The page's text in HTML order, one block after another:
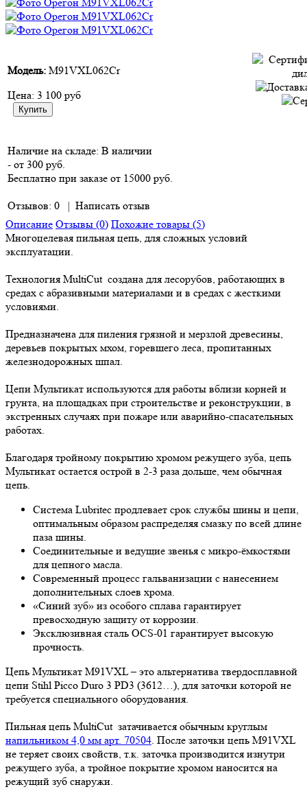
Модель: M91VXL062Cr
Цена: 3 100 руб
Наличие на складе: В наличии
- от 300 руб.
Бесплатно при заказе от 15000 руб.
Отзывов: 0 | Написать отзыв
Описание Отзывы (0) Похожие товары (5)
Многоцелевая пильная цепь, для сложных условий
эксплуатации.
Технология MultiCut создана для лесорубов, работающих в
средах с абразивными материалами и в средах с жесткими
условиями.
Предназначена для пиления грязной и мерзлой древесины,
деревьев покрытых мхом, горевшего леса, пропитанных
железнодорожных шпал.
Цепи Мультикат используются для работы вблизи корней и
грунта, на площадках при строительстве и реконструкции, в
экстренных случаях при пожаре или аварийно-спасательных
работах.
Благодаря тройному покрытию хромом режущего зуба, цепь
Мультикат остается острой в 2-3 раза дольше, чем обычная
цепь.
Система Lubritec продлевает срок службы шины и цепи,
оптимальным образом распределяя смазку по всей длине
паза шины.
Соединительные и ведущие звенья с микро-ёмкостями
для цепного масла.
Современный процесс гальванизации с нанесением
дополнительных слоев хрома.
«Синий зуб» из особого сплава гарантирует
превосходную защиту от коррозии.
Эксклюзивная сталь OCS-01 гарантирует высокую
прочность.
Цепь Мультикат M91VXL – это альтернатива твердосплавной
цепи Stihl Picco Duro 3 PD3 (3612…), для заточки которой не
требуется специального оборудования.
Пильная цепь MultiCut затачивается обычным круглым
напильником 4,0 мм арт. 70504. После заточки цепь M91VXL
не теряет своих свойств, т.к. заточка производится изнутри
режущего зуба, а тройное покрытие хромом наносится на
режущий зуб снаружи.